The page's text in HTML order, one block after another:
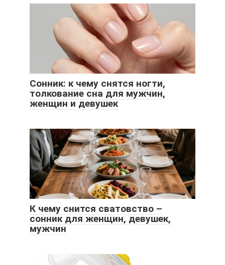
Сонник: к чему снятся ногти,
толкование сна для мужчин,
женщин и девушек
К чему снится сватовство –
сонник для женщин, девушек,
мужчин